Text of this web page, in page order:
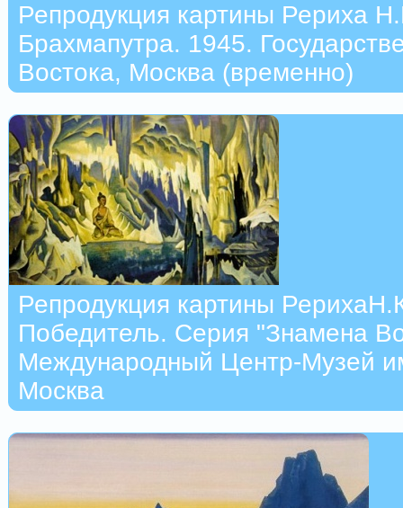
Репродукция картины Рериха
Брахмапутра. 1945.
Востока, Москва (временно)
Репродукция картины
Победитель. Серия "Знамена
Международный Центр-Музей
Москва